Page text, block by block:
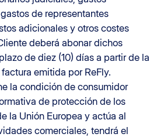
de representantes
adicionales y otros costes
deberá abonar dichos
de diez (10) días a partir de la
emitida por ReFly.
la condición de consumidor
de protección de los
la Unión Europea y actúa al
comerciales, tendrá el